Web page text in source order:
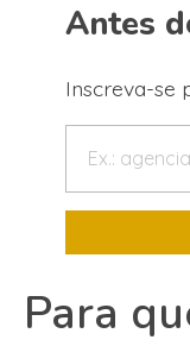
Antes
Inscreva-se
Para